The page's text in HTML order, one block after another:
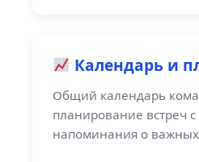
Календарь и
Общий календарь
планирование встреч
напоминания о важных